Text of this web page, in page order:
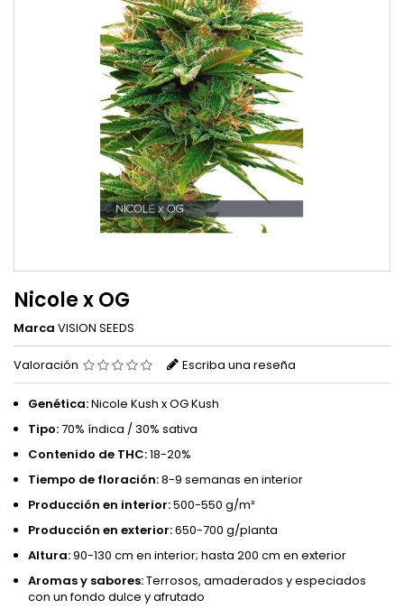
Nicole x OG
Marca VISION SEEDS
Valoración Escriba una reseña
Genética:Nicole Kush x OG Kush
Tipo:70% índica / 30% sativa
Contenido de THC:18-20%
Tiempo de floración:8-9 semanas en interior
Producción en interior:500-550 g/m²
Producción en exterior:650-700 g/planta
Altura:90-130 cm en interior; hasta 200 cm en exterior
Aromas y sabores:Terrosos, amaderados y especiados
con un fondo dulce y afrutado